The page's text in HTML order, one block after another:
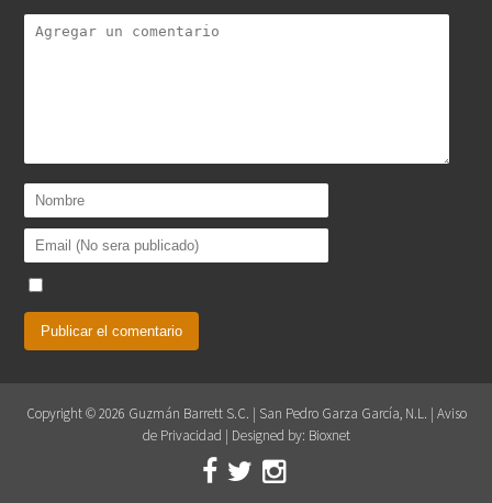
Copyright © 2026 Guzmán Barrett S.C. | San Pedro Garza García, N.L. | Aviso
de Privacidad | Designed by: Bioxnet